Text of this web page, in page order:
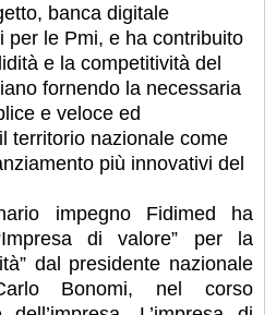
banca digitale
per le Pmi, e ha contribuito
e la competitività del
fornendo la necessaria
e veloce ed
territorio nazionale come
più innovativi del
impegno Fidimed ha
di valore” per la
dal presidente nazionale
Bonomi, nel corso